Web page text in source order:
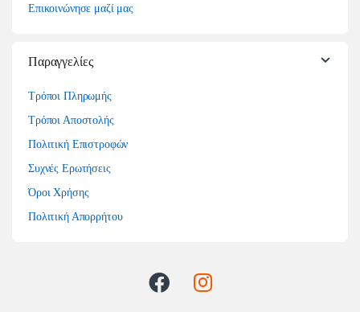
Επικοινώνησε μαζί μας
Παραγγελίες
Τρόποι Πληρωμής
Τρόποι Αποστολής
Πολιτική Επιστροφών
Συχνές Ερωτήσεις
Όροι Χρήσης
Πολιτική Απορρήτου